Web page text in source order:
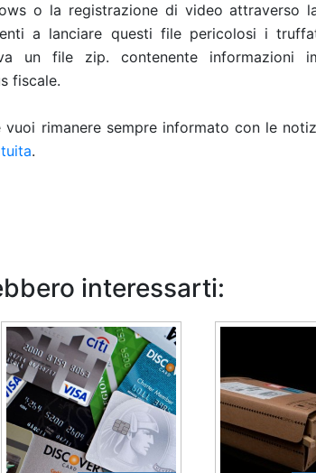
o la registrazione di video attraverso
a lanciare questi file pericolosi i
un file zip. contenente informazioni
fiscale.
rimanere sempre informato con le
.
interessarti: